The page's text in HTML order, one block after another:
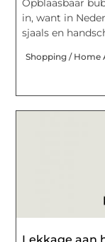
Opblaasbaar
in, want in
sjaals en
Shopping / Home